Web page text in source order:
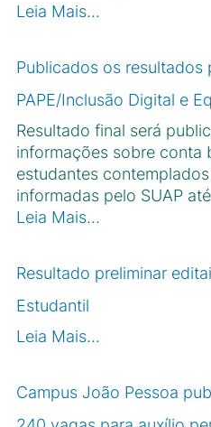
Leia Mais…
Publicados os resultados
PAPE/Inclusão Digital e
Resultado final será
informações sobre conta
estudantes
informadas pelo SUAP até
Leia Mais…
Resultado preliminar
Estudantil
Leia Mais…
Campus João Pessoa